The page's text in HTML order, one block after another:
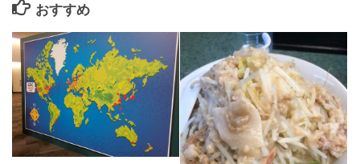
おすすめ